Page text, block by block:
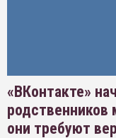
«ВКонтакте»
родственников
они требуют